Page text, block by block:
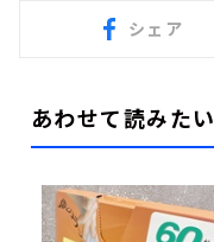
シェア
あわせて読みたい